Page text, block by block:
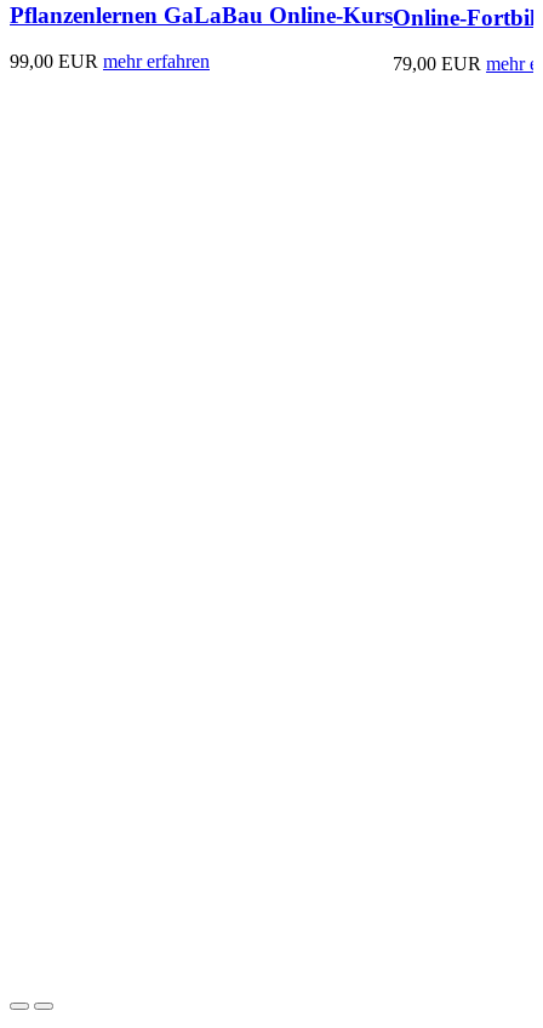
Pflanzenlernen GaLaBau Online-Kurs
99,00 EUR mehr erfahren
Online-
79,00 EUR mehr